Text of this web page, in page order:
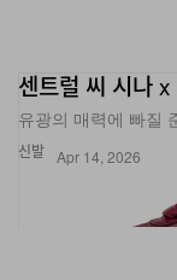
신발
유광의 매력에 빠질
Apr 14, 2026